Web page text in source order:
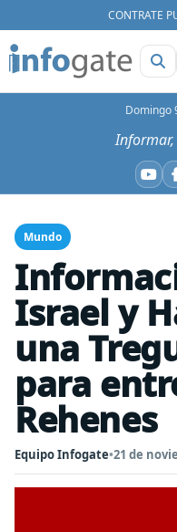
CONTRATE
Domingo
Mundo
Israel y
una
para
Rehenes
Equipo Infogate•21 de